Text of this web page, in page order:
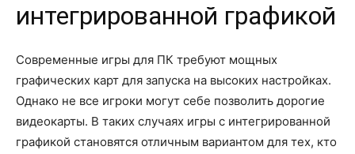
интегрированной графикой
Современные игры для ПК требуют мощных
графических карт для запуска на высоких настройках.
Однако не все игроки могут себе позволить дорогие
видеокарты. В таких случаях игры с интегрированной
графикой становятся отличным вариантом для тех, кто